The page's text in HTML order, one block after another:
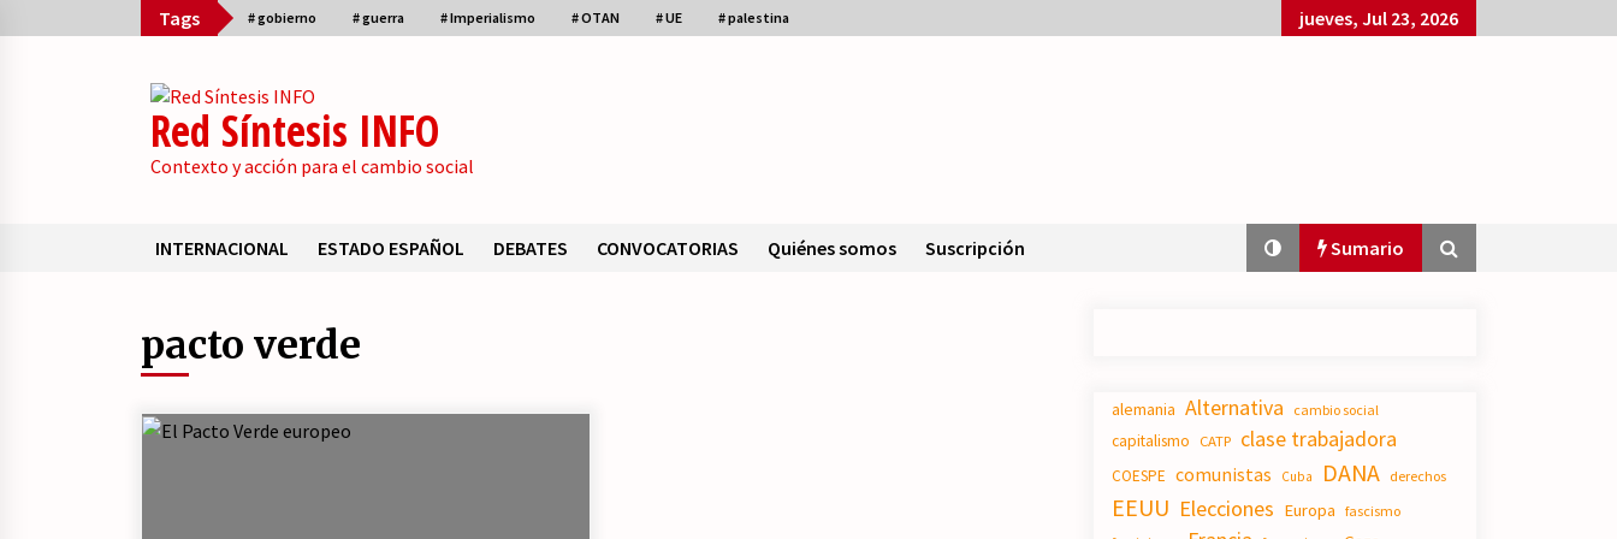
to
Tags # gobierno # guerra # Imperialismo # OTAN # UE # palestina jueves, Jul 23, 2026
Red Síntesis INFO
Contexto y acción para el cambio social
INTERNACIONAL ESTADO ESPAÑOL DEBATES CONVOCATORIAS Quiénes somos Suscripción Sumario
23/07/2026
productivo español.
23/07/2026
proyectos políticos.
pacto verde
alemania Alternativa cambio social
capitalismo CATP clase trabajadora
COESPE comunistas Cuba DANA derechos
EEUU Elecciones Europa fascismo